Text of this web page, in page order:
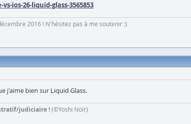
ios-26-liquid-glass-3565853
2016 ! N'hésitez pas à me soutenir :)
j'aime bien sur Liquid Glass.
judiciaire !(©Yoshi Noir)